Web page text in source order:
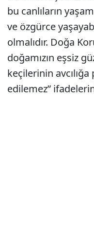
bu canlıların
ve özgürce
olmalıdır. Doğa
doğamızın eşsiz
keçilerinin
edilemez”